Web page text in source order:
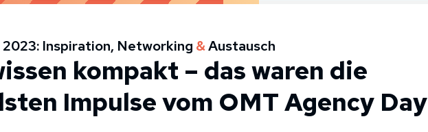
Inspiration, Networking &Austausch
kompakt – das waren die
Impulse vom OMT Agency Day